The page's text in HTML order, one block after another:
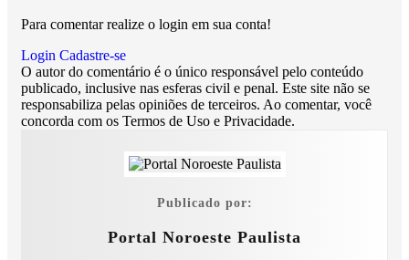
Para comentar realize o login em sua conta!
Login Cadastre-se
O autor do comentário é o único responsável pelo conteúdo
publicado, inclusive nas esferas civil e penal. Este site não se
responsabiliza pelas opiniões de terceiros. Ao comentar, você
concorda com os Termos de Uso e Privacidade.
Publicado por:
Portal Noroeste Paulista